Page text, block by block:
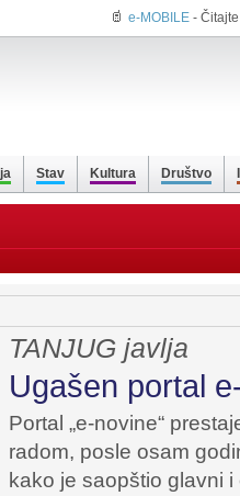
e-MOBILE -
Stav Kultura Društvo
TANJUG javlja
Ugašen portal
Portal „e-novine“
radom, posle osam
kako je saopštio glavni